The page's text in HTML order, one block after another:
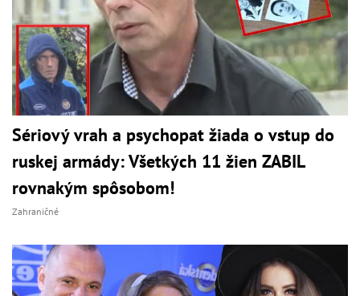
Sériový vrah a psychopat žiada o vstup do
ruskej armády: Všetkých 11 žien ZABIL
rovnakým spôsobom!
Zahraničné